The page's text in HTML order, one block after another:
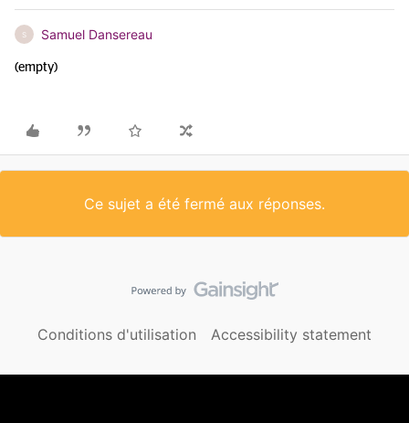
S Samuel Dansereau
(empty)
Ce sujet a été fermé aux réponses.
Conditions d'utilisation Accessibility statement